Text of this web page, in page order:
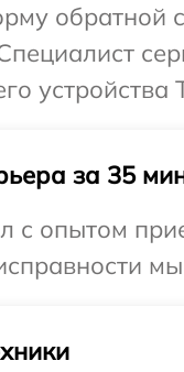
обратной
устройства
за 35
с опытом